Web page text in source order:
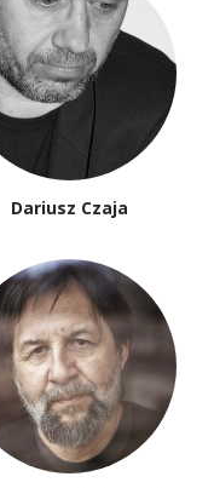
Dariusz Czaja